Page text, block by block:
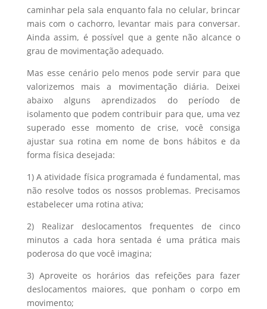
caminhar pela sala enquanto fala no celular, brincar
mais com o cachorro, levantar mais para conversar.
Ainda assim, é possível que a gente não alcance o
grau de movimentação adequado.
Mas esse cenário pelo menos pode servir para que
valorizemos mais a movimentação diária. Deixei
abaixo alguns aprendizados do período de
isolamento que podem contribuir para que, uma vez
superado esse momento de crise, você consiga
ajustar sua rotina em nome de bons hábitos e da
forma física desejada:
1) A atividade física programada é fundamental, mas
não resolve todos os nossos problemas. Precisamos
estabelecer uma rotina ativa;
2) Realizar deslocamentos frequentes de cinco
minutos a cada hora sentada é uma prática mais
poderosa do que você imagina;
3) Aproveite os horários das refeições para fazer
deslocamentos maiores, que ponham o corpo em
movimento;